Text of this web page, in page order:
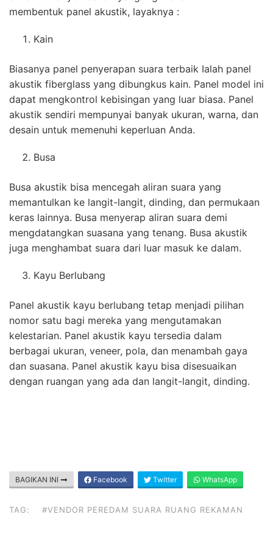
membentuk panel akustik, layaknya :
Kain
Biasanya panel penyerapan suara terbaik Ialah panel
akustik fiberglass yang dibungkus kain. Panel model ini
dapat mengkontrol kebisingan yang luar biasa. Panel
akustik sendiri mempunyai banyak ukuran, warna, dan
desain untuk memenuhi keperluan Anda.
Busa
Busa akustik bisa mencegah aliran suara yang
memantulkan ke langit-langit, dinding, dan permukaan
keras lainnya. Busa menyerap aliran suara demi
mengdatangkan suasana yang tenang. Busa akustik
juga menghambat suara dari luar masuk ke dalam.
Kayu Berlubang
Panel akustik kayu berlubang tetap menjadi pilihan
nomor satu bagi mereka yang mengutamakan
kelestarian. Panel akustik kayu tersedia dalam
berbagai ukuran, veneer, pola, dan menambah gaya
dan suasana. Panel akustik kayu bisa disesuaikan
dengan ruangan yang ada dan langit-langit, dinding.
BAGIKAN INI Facebook Twitter WhatsApp
TAG: #VENDOR PEREDAM SUARA RUANG REKAMAN